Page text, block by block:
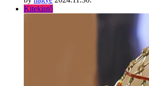
Kitekintő